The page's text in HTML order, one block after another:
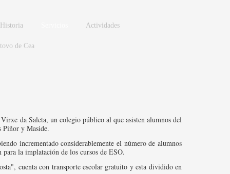
Historia Actividades
de Cea
da Saleta, un colegio público al que asisten alumnos del
Piñor y Maside.
incrementado considerablemente el número de alumnos
la implatación de los cursos de ESO.
cuenta con transporte escolar gratuito y esta dividido en